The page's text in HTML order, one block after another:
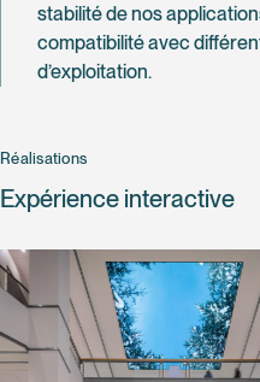
stabilité de nos
compatibilité avec
d’exploitation.
Réalisations
Expérience interactive